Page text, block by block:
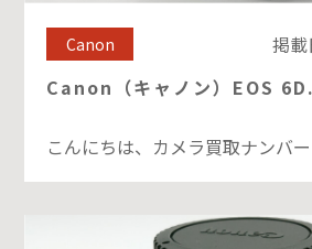
Canon
掲
Canon（キャノン）EOS
こんにちは、カメラ買取ナンバー